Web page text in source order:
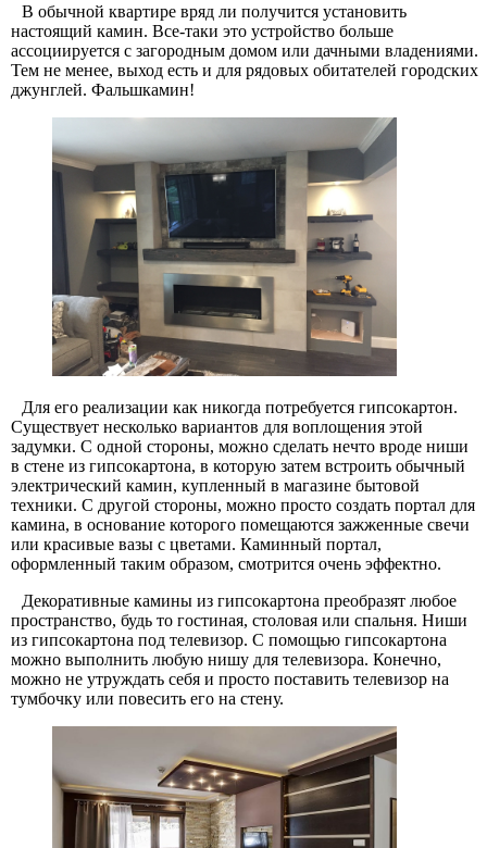
В обычной квартире вряд ли получится установить
настоящий камин. Все-таки это устройство больше
ассоциируется с загородным домом или дачными владениями.
Тем не менее, выход есть и для рядовых обитателей городских
джунглей. Фальшкамин!
Для его реализации как никогда потребуется гипсокартон.
Существует несколько вариантов для воплощения этой
задумки. С одной стороны, можно сделать нечто вроде ниши
в стене из гипсокартона, в которую затем встроить обычный
электрический камин, купленный в магазине бытовой
техники. С другой стороны, можно просто создать портал для
камина, в основание которого помещаются зажженные свечи
или красивые вазы с цветами. Каминный портал,
оформленный таким образом, смотрится очень эффектно.
Декоративные камины из гипсокартона преобразят любое
пространство, будь то гостиная, столовая или спальня. Ниши
из гипсокартона под телевизор. С помощью гипсокартона
можно выполнить любую нишу для телевизора. Конечно,
можно не утруждать себя и просто поставить телевизор на
тумбочку или повесить его на стену.